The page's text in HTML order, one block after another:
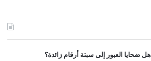
هل ضحايا العبور إلى سبتة أرقام زائدة؟